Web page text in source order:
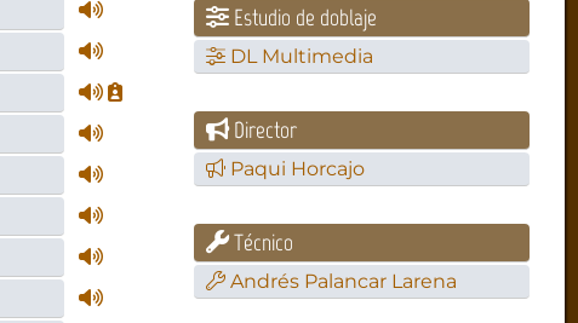
Estudio de doblaje
DL Multimedia
Director
Paqui Horcajo
Técnico
Andrés Palancar Larena